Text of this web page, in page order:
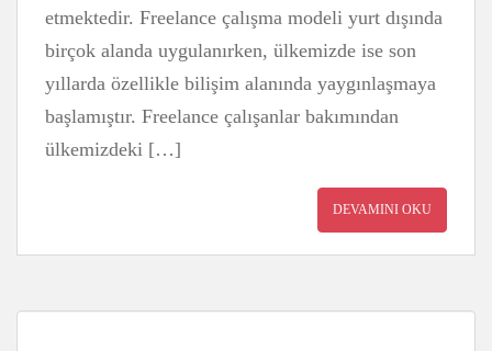
etmektedir. Freelance çalışma modeli yurt dışında
birçok alanda uygulanırken, ülkemizde ise son
yıllarda özellikle bilişim alanında yaygınlaşmaya
başlamıştır. Freelance çalışanlar bakımından
ülkemizdeki […]
DEVAMINI OKU